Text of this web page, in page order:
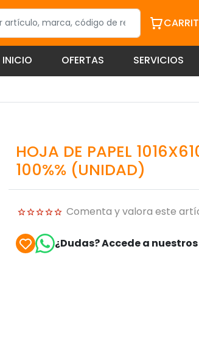
INICIO OFERTAS SERVICIOS
HOJA DE PAPEL
100%% (UNIDAD)
Comenta y valora este
¿Dudas? Accede a